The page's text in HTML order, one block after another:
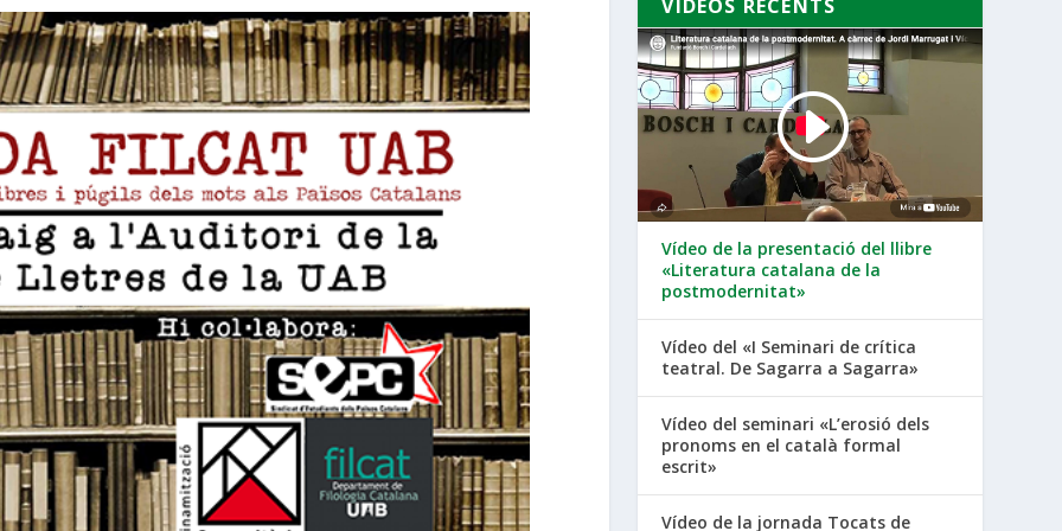
VÍDEOS RECENTS
Vídeo de la presentació del llibre
«Literatura catalana de la
postmodernitat»
Vídeo del «I Seminari de crítica
teatral. De Sagarra a Sagarra»
Vídeo del seminari «L’erosió dels
pronoms en el català formal
escrit»
Vídeo de la jornada Tocats de